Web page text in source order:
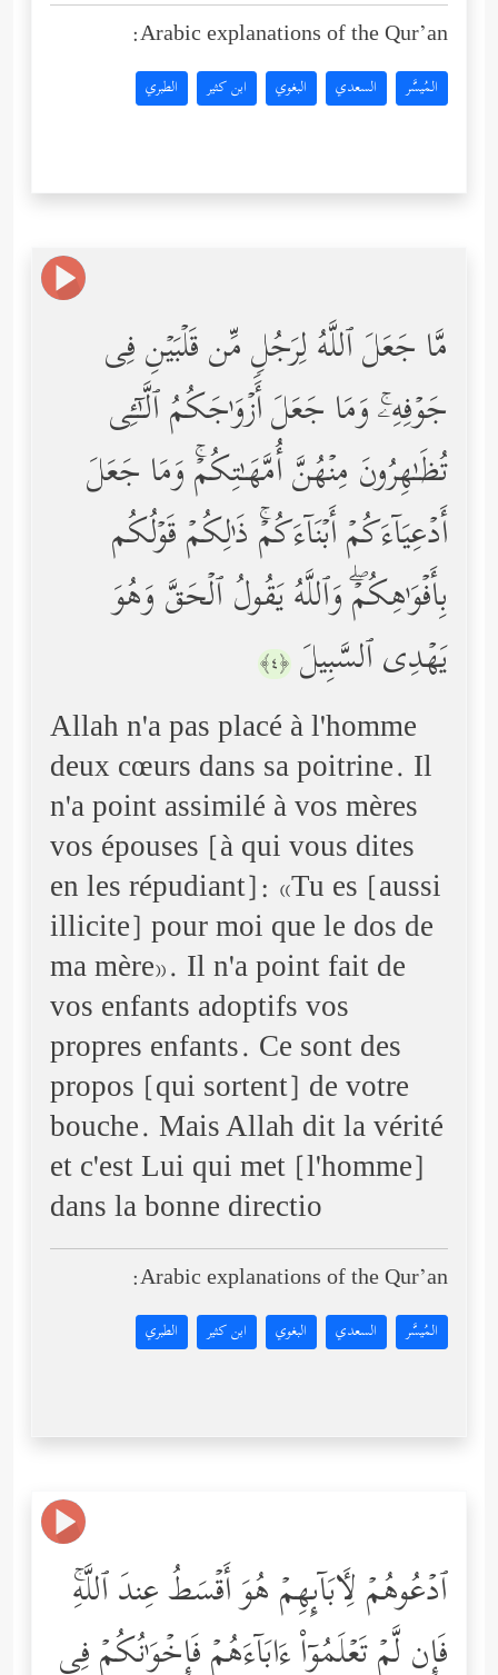
Arabic explanations of the Qur’an:
المُيسَّر السعدي البغوي ابن كثير الطبري
مَّا جَعَلَ ٱللَّهُ لِرَجُلࣲ مِّن قَلۡبَیۡنِ فِی
جَوۡفِهِۦۚ وَمَا جَعَلَ أَزۡوَ ٰ⁠جَكُمُ ٱلَّـٰۤـِٔی
تُظَـٰهِرُونَ مِنۡهُنَّ أُمَّهَـٰتِكُمۡۚ وَمَا جَعَلَ
أَدۡعِیَاۤءَكُمۡ أَبۡنَاۤءَكُمۡۚ ذَ ٰ⁠لِكُمۡ قَوۡلُكُم
بِأَفۡوَ ٰ⁠هِكُمۡۖ وَٱللَّهُ یَقُولُ ٱلۡحَقَّ وَهُوَ
یَهۡدِی ٱلسَّبِیلَ ﴿٤﴾
Allah n'a pas placé à l'homme
deux cœurs dans sa poitrine. Il
n'a point assimilé à vos mères
vos épouses [à qui vous dites
en les répudiant]: «Tu es [aussi
illicite] pour moi que le dos de
ma mère». Il n'a point fait de
vos enfants adoptifs vos
propres enfants. Ce sont des
propos [qui sortent] de votre
bouche. Mais Allah dit la vérité
et c'est Lui qui met [l'homme]
dans la bonne directio
Arabic explanations of the Qur’an:
المُيسَّر السعدي البغوي ابن كثير الطبري
ٱدۡعُوهُمۡ لِـَٔابَاۤىِٕهِمۡ هُوَ أَقۡسَطُ عِندَ ٱللَّهِۚ
فَإِن لَّمۡ تَعۡلَمُوۤاْ ءَابَاۤءَهُمۡ فَإِخۡوَ ٰ⁠نُكُمۡ فِی